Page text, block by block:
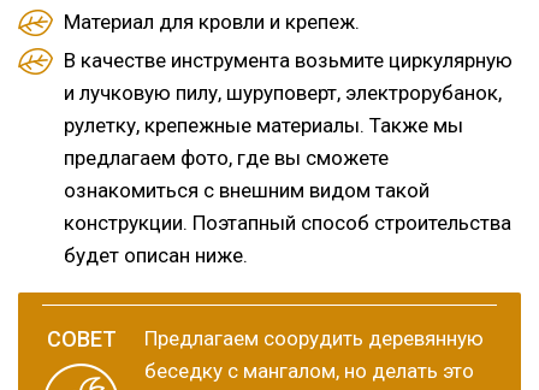
Материал для кровли и крепеж.
В качестве инструмента возьмите циркулярную
и лучковую пилу, шуруповерт, электрорубанок,
рулетку, крепежные материалы. Также мы
предлагаем фото, где вы сможете
ознакомиться с внешним видом такой
конструкции. Поэтапный способ строительства
будет описан ниже.
Предлагаем соорудить деревянную
беседку с мангалом, но делать это